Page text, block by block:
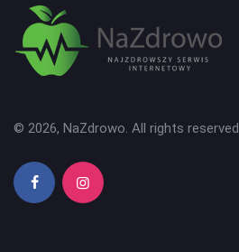
© 2026, NaZdrowo. All rights reserved